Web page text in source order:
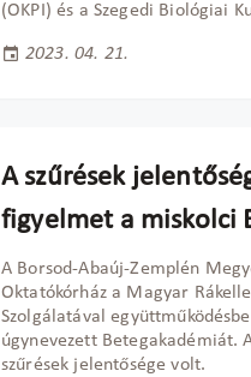
(OKPI) és a Szegedi Biológiai
2023. 04. 21.
A szűrések
figyelmet a miskolci
A Borsod-Abaúj-Zemplén
Oktatókórház a Magyar
Szolgálatával
úgynevezett Betegakadémiát.
szűrések jelentősége volt.